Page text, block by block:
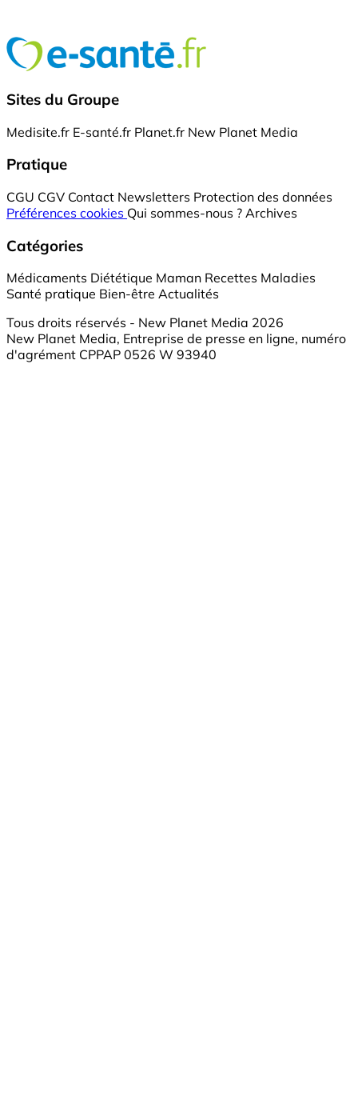
Sites du Groupe
Medisite.fr E-santé.fr Planet.fr New Planet Media
Pratique
CGU CGV Contact Newsletters Protection des données
Préférences cookies Qui sommes-nous ? Archives
Catégories
Médicaments Diététique Maman Recettes Maladies
Santé pratique Bien-être Actualités
Tous droits réservés - New Planet Media 2026
New Planet Media, Entreprise de presse en ligne, numéro
d'agrément CPPAP 0526 W 93940